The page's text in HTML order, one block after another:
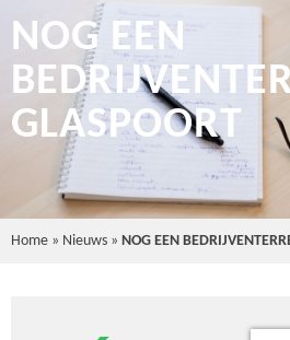
NOG EEN
GLASPOORT
Home » Nieuws » NOG EEN